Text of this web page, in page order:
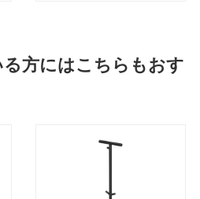
方にはこちらもおす